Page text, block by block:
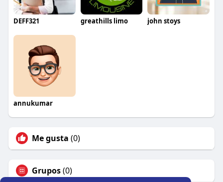
DEFF321 greathills limo john stoys
annukumar
Me gusta (0)
Grupos(0)